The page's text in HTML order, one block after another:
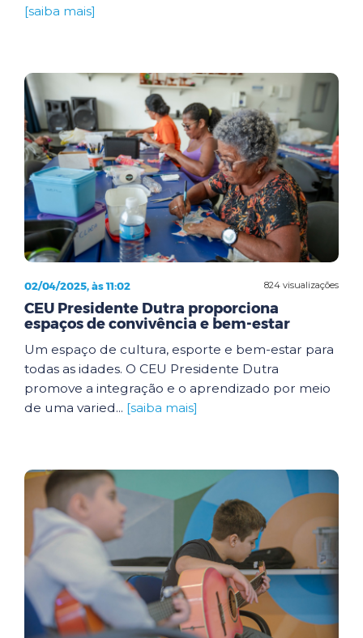
[saiba mais]
824 visualizações
02/04/2025, às 11:02
CEU Presidente Dutra proporciona
espaços de convivência e bem-estar
Um espaço de cultura, esporte e bem-estar para
todas as idades. O CEU Presidente Dutra
promove a integração e o aprendizado por meio
de uma varied... [saiba mais]